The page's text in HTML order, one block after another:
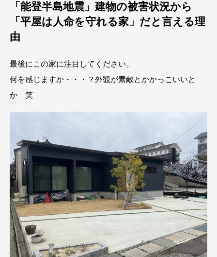
「能登半島地震」建物の被害状況から
「平屋は人命を守れる家」だと言える理
由
最後にこの家に注目してください。
何を感じますか・・・？外観が素敵とかかっこいいと
か 笑